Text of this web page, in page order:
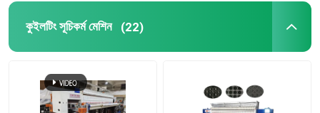
কুইলটিং সূচিকর্ম মেশিন (22)